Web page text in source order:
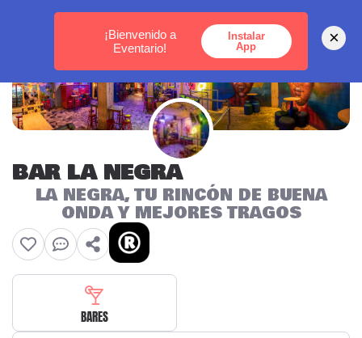
MEDELLÍN - BOGOTÁ - CARTAGENA
BAR LA NEGRA
LA NEGRA, TU RINCÓN DE BUENA
ONDA Y MEJORES TRAGOS
BARES
¡Bienvenido a
Eventario!
Instalar
App
×